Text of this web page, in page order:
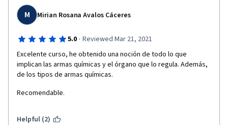
M Mirian Rosana Avalos Cáceres
5.0 · Reviewed Mar 21, 2021
Excelente curso, he obtenido una noción de todo lo que
implican las armas químicas y el órgano que lo regula. Además,
de los tipos de armas químicas.
Recomendable.
Helpful (2)